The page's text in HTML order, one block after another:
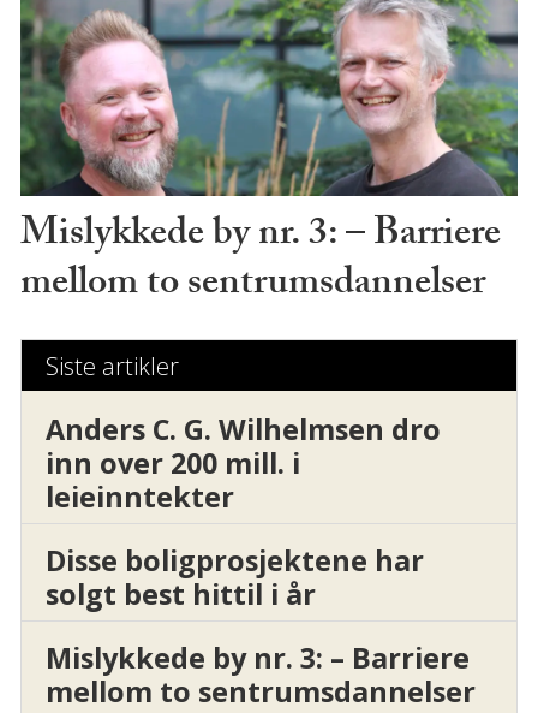
Mislykkede by nr. 3: – Barriere
mellom to sentrumsdannelser
Siste artikler
Anders C. G. Wilhelmsen dro
inn over 200 mill. i
leieinntekter
Disse boligprosjektene har
solgt best hittil i år
Mislykkede by nr. 3: – Barriere
mellom to sentrumsdannelser